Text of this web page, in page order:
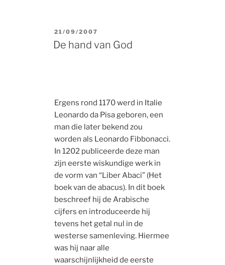
POSTED
ON
21/09/2007
De hand van God
Ergens rond 1170 werd in Italie
Leonardo da Pisa geboren, een
man die later bekend zou
worden als Leonardo Fibbonacci.
In 1202 publiceerde deze man
zijn eerste wiskundige werk in
de vorm van “Liber Abaci” (Het
boek van de abacus). In dit boek
beschreef hij de Arabische
cijfers en introduceerde hij
tevens het getal nul in de
westerse samenleving. Hiermee
was hij naar alle
waarschijnlijkheid de eerste